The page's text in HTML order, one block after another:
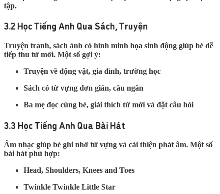
tập.
3.2 Học Tiếng Anh Qua Sách, Truyện
Truyện tranh, sách ảnh có hình minh họa sinh động giúp bé dễ
tiếp thu từ mới. Một số gợi ý:
Truyện về động vật, gia đình, trường học
Sách có từ vựng đơn giản, câu ngắn
Ba mẹ đọc cùng bé, giải thích từ mới và đặt câu hỏi
3.3 Học Tiếng Anh Qua Bài Hát
Âm nhạc giúp bé ghi nhớ từ vựng và cải thiện phát âm. Một số
bài hát phù hợp:
Head, Shoulders, Knees and Toes
Twinkle Twinkle Little Star